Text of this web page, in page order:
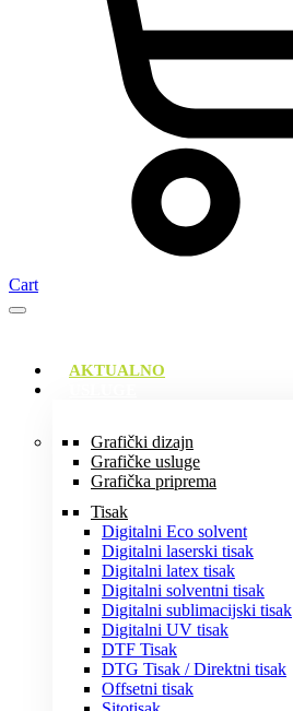
Cart
AKTUALNO
Grafički dizajn
Grafičke usluge
Grafička priprema
Tisak
Digitalni Eco solvent
Digitalni laserski tisak
Digitalni latex tisak
Digitalni solventni tisak
Digitalni sublimacijski tisak
Digitalni UV tisak
DTF Tisak
DTG Tisak / Direktni tisak
Offsetni tisak